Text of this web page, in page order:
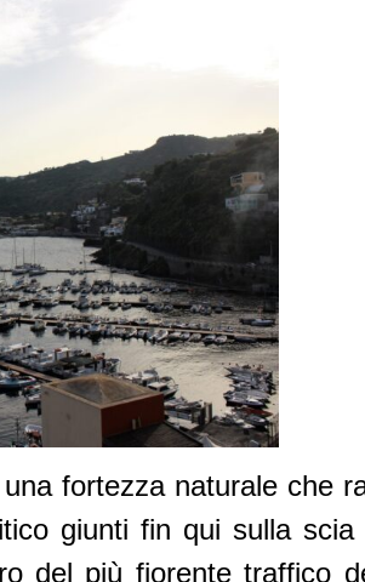
fortezza naturale che
giunti fin qui sulla scia
del più fiorente